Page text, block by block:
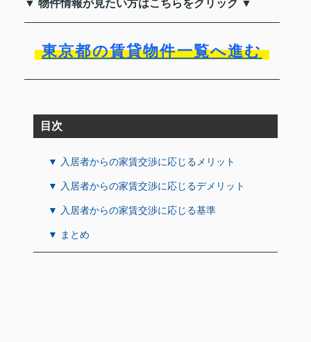
▼ 物件情報が見たい方はこちらをクリック ▼
東京都の賃貸物件一覧へ進む
目次
▼ 入居者からの家賃交渉に応じるメリット
▼ 入居者からの家賃交渉に応じるデメリット
▼ 入居者からの家賃交渉に応じる基準
▼ まとめ